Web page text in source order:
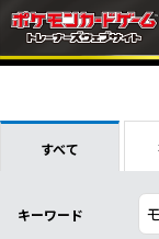
すべて
キーワード